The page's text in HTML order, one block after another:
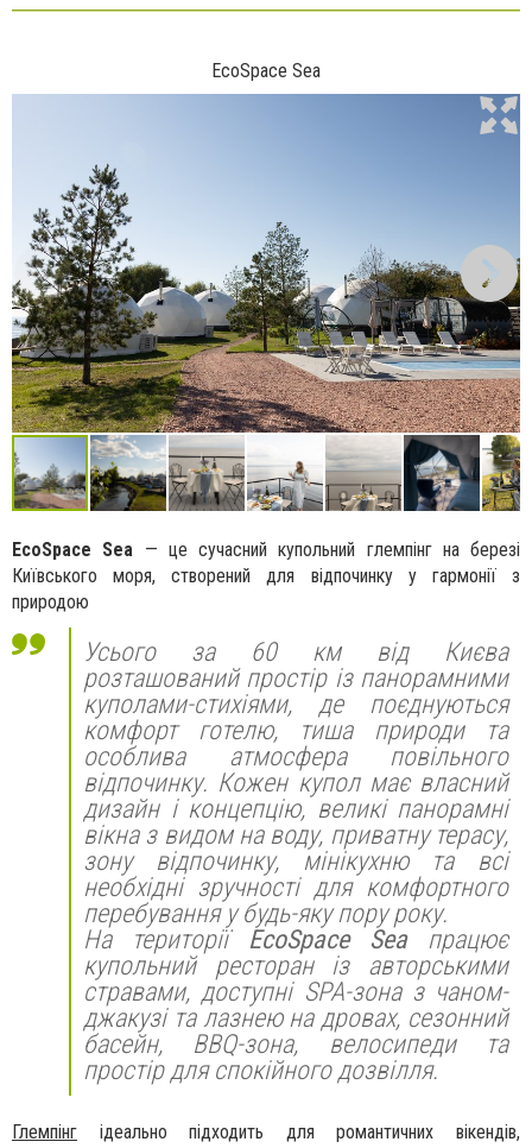
EcoSpace Sea
EcoSpace Sea — це сучасний купольний глемпінг на березі
Київського моря, створений для відпочинку у гармонії з
природою
Усього за 60 км від Києва
розташований простір із панорамними
куполами-стихіями, де поєднуються
комфорт готелю, тиша природи та
особлива атмосфера повільного
відпочинку. Кожен купол має власний
дизайн і концепцію, великі панорамні
вікна з видом на воду, приватну терасу,
зону відпочинку, мінікухню та всі
необхідні зручності для комфортного
перебування у будь-яку пору року.
На території EcoSpace Seaпрацює
купольний ресторан із авторськими
стравами, доступні SPA-зона з чаном-
джакузі та лазнею на дровах, сезонний
басейн, BBQ-зона, велосипеди та
простір для спокійного дозвілля.
Глемпінг ідеально підходить для романтичних вікендів,